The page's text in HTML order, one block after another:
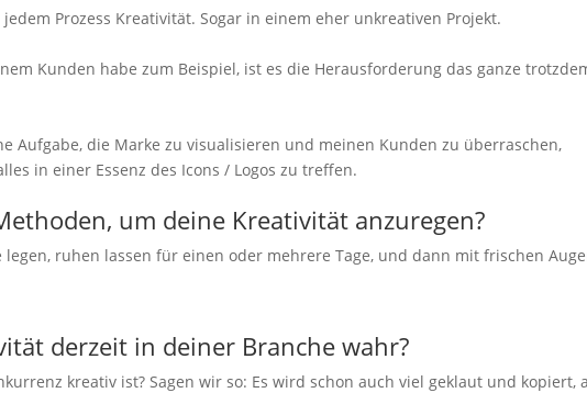
Prozess Kreativität. Sogar in einem eher unkreativen Projekt.
Kunden habe zum Beispiel, ist es die Herausforderung das ganze
Aufgabe, die Marke zu visualisieren und meinen Kunden zu überraschen,
in einer Essenz des Icons / Logos zu treffen.
um deine Kreativität anzuregen?
ruhen lassen für einen oder mehrere Tage, und dann mit frischen
derzeit in deiner Branche wahr?
kreativ ist? Sagen wir so: Es wird schon auch viel geklaut und kopiert,